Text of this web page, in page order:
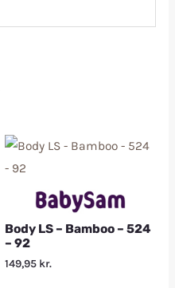
Body LS – Bamboo – 524
– 92
149,95 kr.